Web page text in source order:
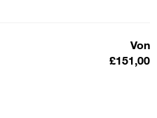
Von
£151,00